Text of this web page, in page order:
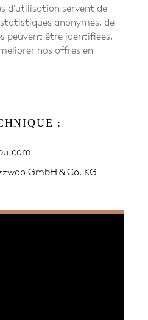
d'utilisation servent de
anonymes, de
peuvent être identifiées,
nos offres en
:
GmbH & Co. KG